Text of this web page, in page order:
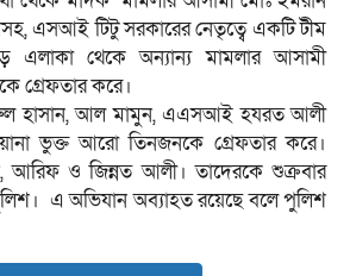
এসআই টিটু সরকারের নেতৃত্বে একটি টীম
থেকে অন্যান্য মামলার আসামী
গ্রেফতার করে।
হাসান, আল মামুন, এএসআই হযরত আলী
ভুক্ত আরো তিনজনকে গ্রেফতার করে।
আরিফ ও জিন্নত আলী। তাদেরকে শুক্রবার
এ অভিযান অব্যাহত রয়েছে বলে পুলিশ